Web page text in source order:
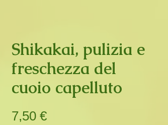
Shikakai, pulizia e
freschezza del
cuoio capelluto
7,50 €Prezzo